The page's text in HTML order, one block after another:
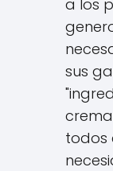
a los
sus
todos